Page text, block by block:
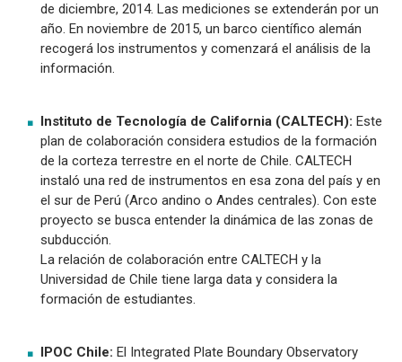
de diciembre, 2014. Las mediciones se extenderán por un
año. En noviembre de 2015, un barco científico alemán
recogerá los instrumentos y comenzará el análisis de la
información.
Instituto de Tecnología de California (CALTECH): Este
plan de colaboración considera estudios de la formación
de la corteza terrestre en el norte de Chile. CALTECH
instaló una red de instrumentos en esa zona del país y en
el sur de Perú (Arco andino o Andes centrales). Con este
proyecto se busca entender la dinámica de las zonas de
subducción.
La relación de colaboración entre CALTECH y la
Universidad de Chile tiene larga data y considera la
formación de estudiantes.
IPOC Chile: El Integrated Plate Boundary Observatory